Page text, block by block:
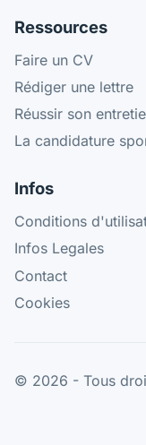
Ressources
Faire un CV
Rédiger une lettre
Réussir son
La candidature
Infos
Conditions
Infos Legales
Contact
Cookies
© 2026 - Tous